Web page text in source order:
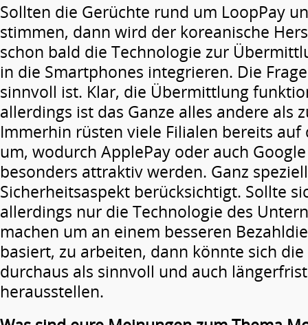
Sollten die Gerüchte rund um LoopPay
stimmen, dann wird der koreanische
schon bald die Technologie zur
in die Smartphones integrieren. Die
sinnvoll ist. Klar, die Übermittlung
allerdings ist das Ganze alles andere als
Immerhin rüsten viele Filialen bereits auf
um, wodurch ApplePay oder auch
besonders attraktiv werden. Ganz
Sicherheitsaspekt berücksichtigt. Sollte
allerdings nur die Technologie des
machen um an einem besseren
basiert, zu arbeiten, dann könnte sich
durchaus als sinnvoll und auch
herausstellen.